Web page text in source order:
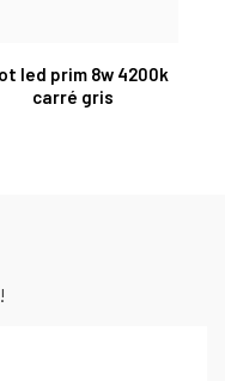
led prim 8w 4200k
carré gris